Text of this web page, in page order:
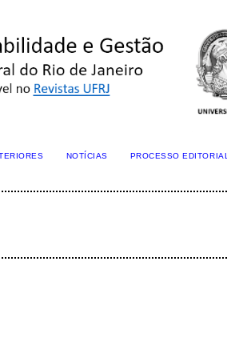
NOTÍCIAS PROCESSO EDITORIAL